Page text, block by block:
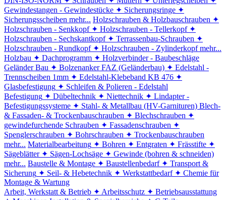
Gewindestangen - Gewindestücke ✦ Sicherungsringe ✦
Sicherungsscheiben mehr... Holzschrauben & Holzbauschrauben ✦
Holzschrauben - Senkkopf ✦ Holzschrauben - Tellerkopf ✦
Holzschrauben - Sechskantkopf ✦ Terrassenbau-Schrauben ✦
Holzschrauben - Rundkopf ✦ Holzschrauben - Zylinderkopf mehr...
Holzbau ✦ Dachprogramm ✦ Holzverbinder - Baubeschläge
Geländer Bau ✦ Bolzenanker FAZ (Geländerbau) ✦ Edelstahl -
Trennscheiben 1mm ✦ Edelstahl-Klebeband KB 476 ✦
Glasbefestigung ✦ Schleifen & Polieren - Edelstahl
Befestigung ✦ Dübeltechnik ✦ Niettechnik ✦ Lindapter -
Befestigungssysteme ✦ Stahl- & Metallbau (HV-Garnituren) Blech-
& Fassaden- & Trockenbauschrauben ✦ Blechschrauben ✦
gewindefurchende Schrauben ✦ Fassadenschrauben ✦
Spenglerschrauben ✦ Bohrschrauben ✦ Trockenbauschrauben
mehr... Materialbearbeitung ✦ Bohren ✦ Entgraten ✦ Frässtifte ✦
Sägeblätter ✦ Sägen-Lochsäge ✦ Gewinde (bohren & schneiden)
mehr... Baustelle & Montage ✦ Baustellenbedarf ✦ Transport &
Sicherung ✦ Seil- & Hebetechnik ✦ Werkstattbedarf ✦ Chemie für
Montage & Wartung
Arbeit, Werkstatt & Betrieb ✦ Arbeitsschutz ✦ Betriebsausstattung